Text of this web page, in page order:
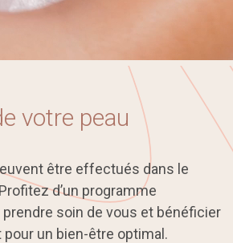
votre peau
être effectués dans le
d’un programme
soin de vous et bénéficier
un bien-être optimal.